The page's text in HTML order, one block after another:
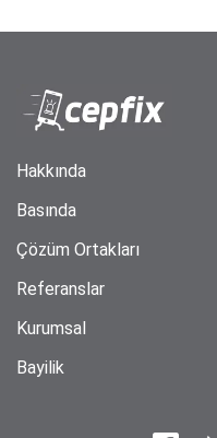
Hakkında
Basında
Çözüm Ortakları
Referanslar
Kurumsal
Bayilik